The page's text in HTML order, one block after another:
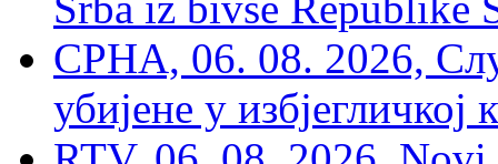
СРНА, 06. 08. 2026,
убијене у избјегличкој